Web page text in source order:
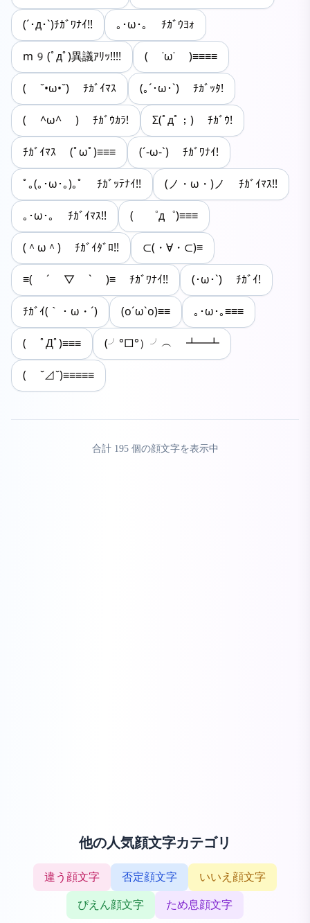
(´･д･`)ﾁｶﾞﾜﾅｲ!! ｡･ω･｡ ﾁｶﾞｳﾖｫ
m9(ﾟдﾟ)異議ｱﾘｯ!!!! ( ˙ω˙ )≡≡≡≡
( ˘•ω•˘) ﾁｶﾞｲﾏｽ (｡´･ω･`) ﾁｶﾞｯﾀ!
( ^ω^ ) ﾁｶﾞｳｶﾗ! Σ(ﾟдﾟ；) ﾁｶﾞｳ!
ﾁｶﾞｲﾏｽ (ﾟωﾟ)≡≡≡ (´-ω-`) ﾁｶﾞﾜﾅｲ!
ﾟ｡(｡･ω･｡)｡ﾟ ﾁｶﾞｯﾃﾅｲ!! (ノ・ω・)ノ ﾁｶﾞｲﾏｽ!!
｡･ω･｡ ﾁｶﾞｲﾏｽ!! ( ゜д゜)≡≡≡
(＾ω＾) ﾁｶﾞｲﾀﾞﾛ!! ⊂(・∀・⊂)≡
≡( ´ ▽ ` )≡ ﾁｶﾞﾜﾅｲ!! (･ω･`) ﾁｶﾞｲ!
ﾁｶﾞｲ(｀・ω・´) (o´ω`o)≡≡ ｡･ω･｡≡≡≡
( ﾟДﾟ)≡≡≡ (╯°□°）╯︵ ┻━┻
( ˘⊿˘)≡≡≡≡≡
合計 195個の顔文字を表示中
他の人気顔文字カテゴリ
違う顔文字 否定顔文字 いいえ顔文字
ぴえん顔文字 ため息顔文字